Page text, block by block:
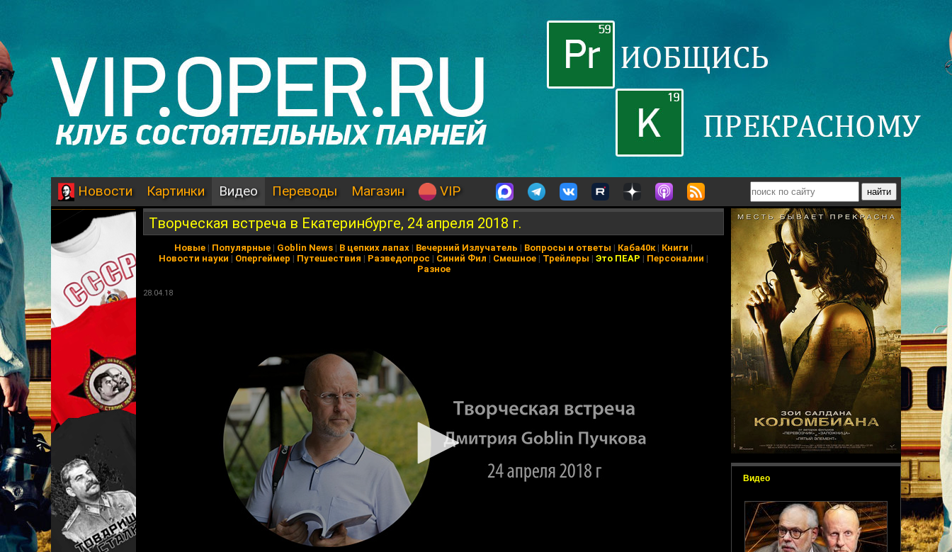
Новости Картинки Видео Переводы Магазин VIP
Видео
Творческая встреча в Екатеринбурге, 24 апреля 2018 г.
Новые | Популярные | Goblin News | В цепких лапах | Вечерний Излучатель | Вопросы и ответы | Каба40к| Книги |
Новости науки | Опергеймер | Путешествия | Разведопрос | Синий Фил | Смешное | Трейлеры | Это ПЕАР | Персоналии |
Разное
28.04.18